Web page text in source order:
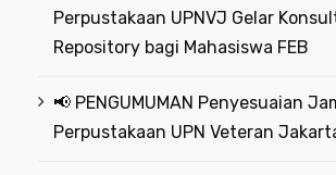
Perpustakaan UPNVJ Gelar
Repository bagi Mahasiswa FEB
📢 PENGUMUMAN Penyesuaian
Perpustakaan UPN Veteran